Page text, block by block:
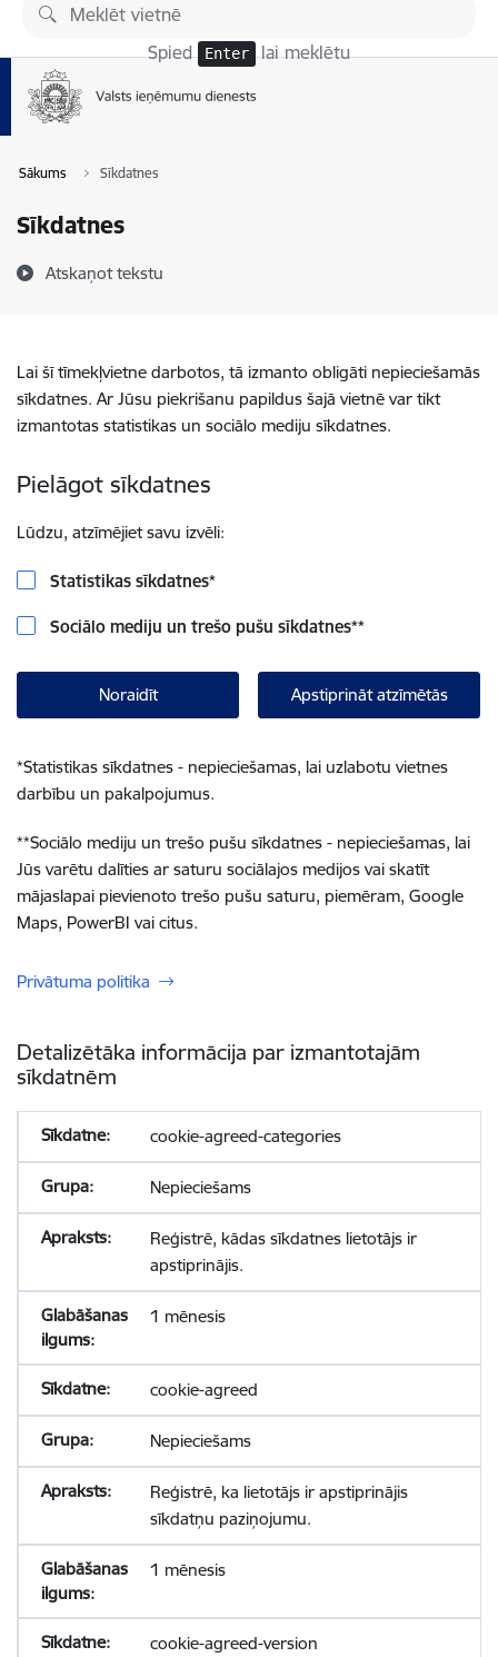
Pāriet uz lapas saturu
Spied Enter lai meklētu
Sākums Sīkdatnes
Sīkdatnes
Atskaņot tekstu
Lai šī tīmekļvietne darbotos, tā izmanto obligāti nepieciešamās
sīkdatnes. Ar Jūsu piekrišanu papildus šajā vietnē var tikt
izmantotas statistikas un sociālo mediju sīkdatnes.
Pielāgot sīkdatnes
Lūdzu, atzīmējiet savu izvēli:
Statistikas sīkdatnes*
Sociālo mediju un trešo pušu sīkdatnes**
Noraidīt Apstiprināt atzīmētās
*Statistikas sīkdatnes - nepieciešamas, lai uzlabotu vietnes
darbību un pakalpojumus.
**Sociālo mediju un trešo pušu sīkdatnes - nepieciešamas, lai
Jūs varētu dalīties ar saturu sociālajos medijos vai skatīt
mājaslapai pievienoto trešo pušu saturu, piemēram, Google
Maps, PowerBI vai citus.
Privātuma politika
Detalizētāka informācija par izmantotajām
sīkdatnēm
cookie-agreed-categories
Nepieciešams
Reģistrē, kādas sīkdatnes lietotājs ir
apstiprinājis.
1 mēnesis
cookie-agreed
Nepieciešams
Reģistrē, ka lietotājs ir apstiprinājis
sīkdatņu paziņojumu.
1 mēnesis
cookie-agreed-version